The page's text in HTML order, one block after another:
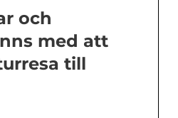
och
med att
till